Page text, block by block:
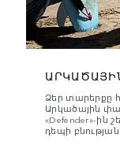
Ձեր տարերքը
Արկածային
«Defender»-ին
դեպի բնության